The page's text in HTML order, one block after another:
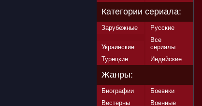
Категории сериала:
Зарубежные Русские
Украинские
Все
сериалы
Турецкие
Индийские
Жанры:
Биографии
Боевики
Вестерны
Военные